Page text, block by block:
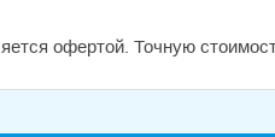
офертой. Точную